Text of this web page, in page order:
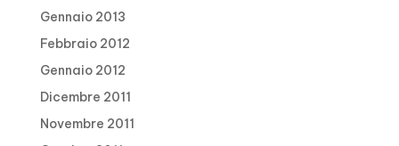
Gennaio 2013
Febbraio 2012
Gennaio 2012
Dicembre 2011
Novembre 2011